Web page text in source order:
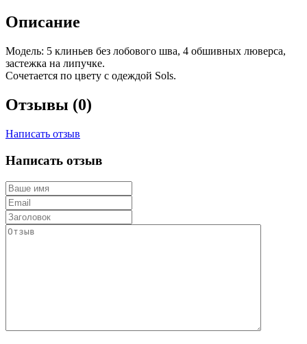
Описание
Модель: 5 клиньев без лобового шва, 4 обшивных люверса,
застежка на липучке.
Сочетается по цвету с одеждой Sols.
Отзывы (0)
Написать отзыв
Написать отзыв